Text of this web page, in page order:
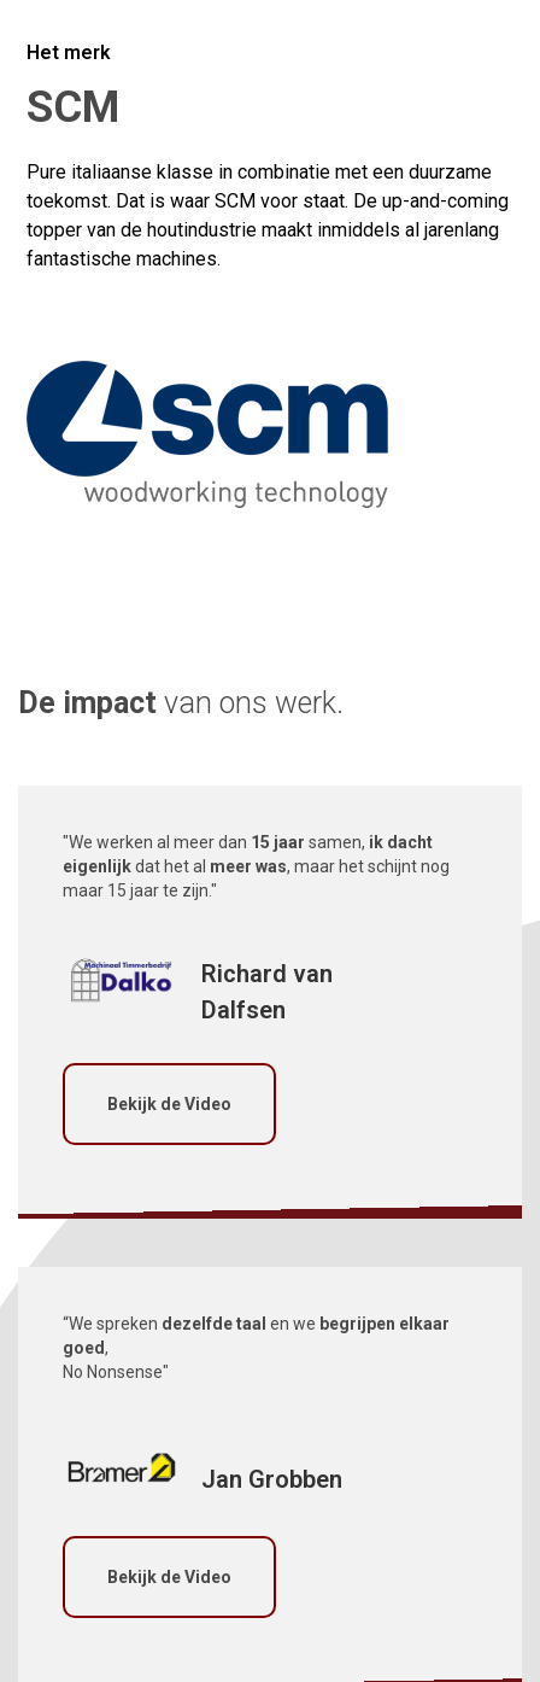
Achternaam*
Telefoonnummer*
Plaats
Het merk
SCM
Pure italiaanse klasse in combinatie met een duurzame
toekomst. Dat is waar SCM voor staat. De up-and-coming
topper van de houtindustrie maakt inmiddels al jarenlang
fantastische machines.
De impact van ons werk.
"We werken al meer dan 15 jaar samen, ik dacht
eigenlijkdat het al meer was, maar het schijnt nog
maar 15 jaar te zijn."
Richard van
Dalfsen
Bekijk de Video
“We spreken dezelfde taal en we begrijpen elkaar
goed,
No Nonsense"
Jan Grobben
Bekijk de Video